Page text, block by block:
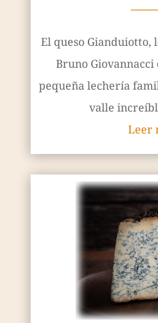
El queso Gianduiotto,
Bruno Giovannacci
pequeña lechería
valle
Leer